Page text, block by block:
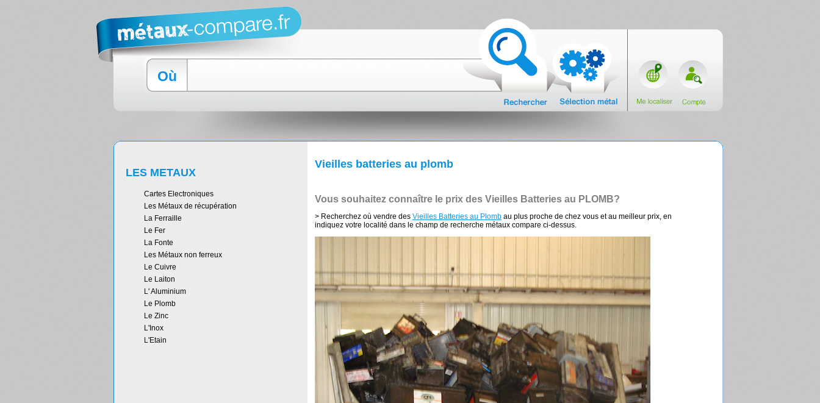
Où
LES METAUX
Cartes Electroniques
Les Métaux de récupération
La Ferraille
Le Fer
La Fonte
Les Métaux non ferreux
Le Cuivre
Le Laiton
L' Aluminium
Le Plomb
Le Zinc
L'Inox
L'Etain
Vieilles batteries au plomb
Vous souhaitez connaître le prix des Vieilles Batteries au PLOMB?
> Recherchez où vendre des Vieilles Batteries au Plomb au plus proche de chez vous et au meilleur prix, en
indiquez votre localité dans le champ de recherche métaux compare ci-dessus.